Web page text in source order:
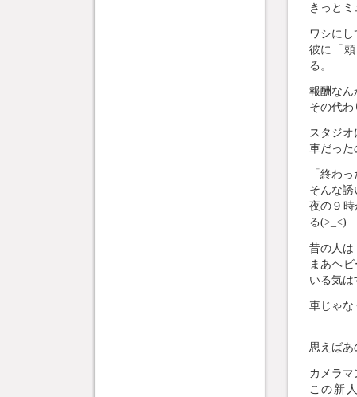
きっと
ワシに
彼に「
る。
報酬なん
その代
スタジ
車だった
「終わ
そんな
夜の９
る(>_<)
昔の人は
まあヘ
いる気
車じゃな
思えばあ
カメラ
この新